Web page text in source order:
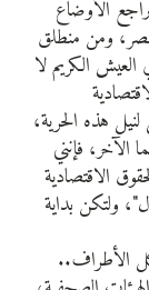
الأوضاع
ومن منطلق
العيش الكريم لا
هذه الحرية،
الآخر، فإنني
الاقتصادية
ولتكن بداية
الأطراف..